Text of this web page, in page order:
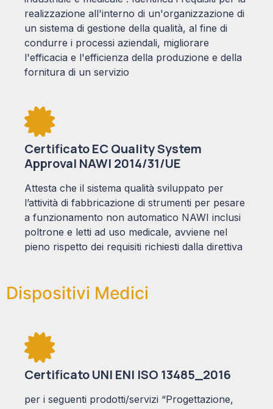
realizzazione all'interno di un'organizzazione di
un sistema di gestione della qualità, al fine di
condurre i processi aziendali, migliorare
l'efficacia e l'efficienza della produzione e della
fornitura di un servizio
Certificato EC Quality System
Approval NAWI 2014/31/UE
Attesta che il sistema qualità sviluppato per
l’attività di fabbricazione di strumenti per pesare
a funzionamento non automatico NAWI inclusi
poltrone e letti ad uso medicale, avviene nel
pieno rispetto dei requisiti richiesti dalla direttiva
Dispositivi Medici
Certificato UNI ENI ISO 13485_2016
per i seguenti prodotti/servizi “Progettazione,